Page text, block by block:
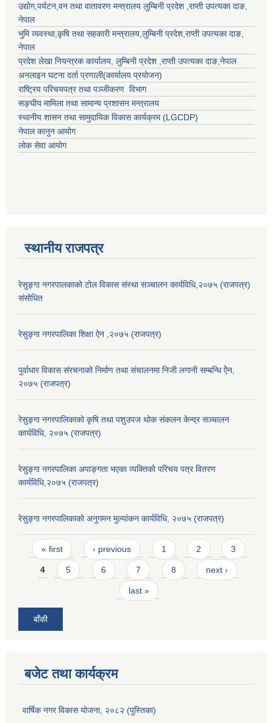
उद्याेग,पर्यटन,वन तथा वातावरण मन्त्रालय लुम्बिनी प्रदेश ,राप्ती उपत्यका दाङ,
नेपाल
भुमि व्यवस्था,कृषि तथा सहकारी मन्त्रालय,लुम्बिनी प्रदेश,राप्ती उपत्यका दाङ,
नेपाल
प्रदेश लेखा नियन्त्रक कार्यालय, लुम्बिनी प्रदेश ,राप्ती उपत्यका दाङ,नेपाल
अनलाइन घटना दर्ता प्रणाली(कार्यालय प्रयोजन)
राष्ट्रिय परिचयपत्र तथा पञ्जीकरण विभाग
सङ्घीय मामिला तथा सामान्य प्रशासन मन्त्रालय
स्थानीय शासन तथा सामुदायिक विकास कार्यक्रम (LGCDP)
नेपाल कानुन आयोग
लोक सेवा आयोग
स्थानीय राजपत्र
रेसुङ्गा नगरपालकाको टोल विकास संस्था सञ्चालन कार्यविधि,२०७५ (राजपत्र)
संसोधित
रेसुङ्गा नगरपालिका शिक्षा ऐन ,२०७५ (राजपत्र)
पुर्वाधार विकास संरचनाको निर्माण तथा स‌ंचालनमा निजी लगानी सम्बन्धि ऐेन,
२०७५ (राजपत्र)
रेसुङ्गा नगरपालिकाको कृषि तथा पशुउपज थोक संकलन केन्द्र सञ्चालन
कार्यविधि, २०७५ (राजपत्र)
रेसुङ्गा नगरपालिका अपाङ्गता भएका व्यक्तिको परिचय पत्र वितरण
कार्यविधि,२०७५ (राजपत्र)
रेसुङ्गा नगरपालिकाको अनुगमन मुल्यांकन कार्यविधि, २०७५ (राजपत्र)
Pages
« first ‹ previous 1 2 3
4 5 6 7 8 next ›
last »
बाँकी
बजेट तथा कार्यक्रम
वार्षिक नगर विकास योजना, २०८२ (पुस्तिका)